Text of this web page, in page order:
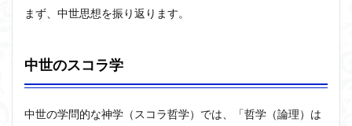
まず、中世思想を振り返ります。
中世のスコラ学
中世の学問的な神学（スコラ哲学）では、「哲学（論理）は